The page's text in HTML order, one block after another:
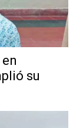
su